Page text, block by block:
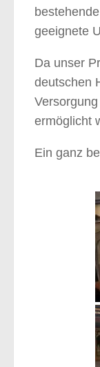
geeignete
Da unser
deutschen
ermöglicht
Ein ganz